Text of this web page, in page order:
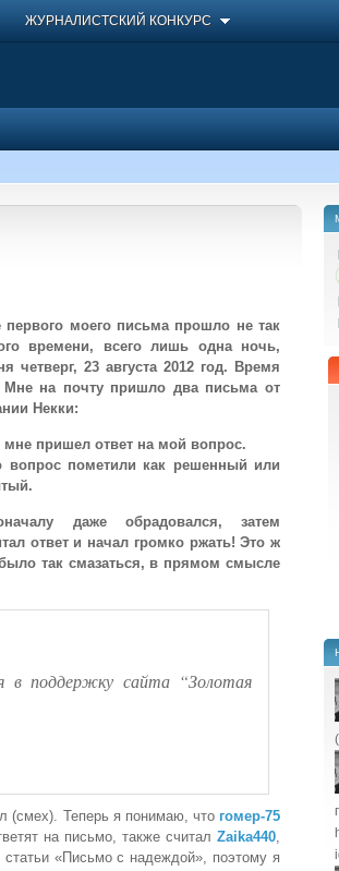
ЖУРНАЛИСТСКИЙ КОНКУРС
первого моего письма прошло не так
времени, всего лишь одна ночь,
четверг, 23 августа 2012 год. Время
Мне на почту пришло два письма от
Некки:
мне пришел ответ на мой вопрос.
вопрос пометили как решенный или
даже обрадовался, затем
ответ и начал громко ржать! Это ж
так смазаться, в прямом смысле
в поддержку сайта “Золотая
(смех). Теперь я понимаю, что гомер-75
на письмо, также считал Zaika440,
«Письмо с надеждой», поэтому я